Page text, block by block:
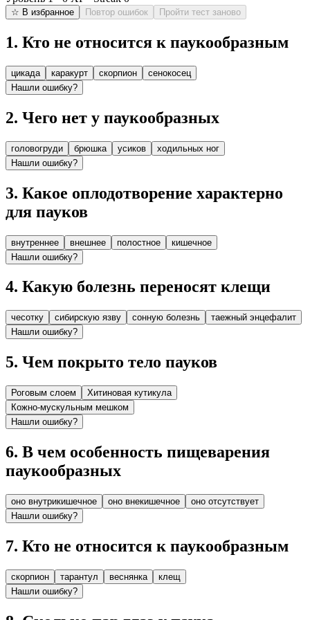
☆ В избранное Повтор ошибок Пройти тест заново
1. Кто не относится к паукообразным
цикада каракурт скорпион
сенокосец
Нашли ошибку?
2. Чего нет у паукообразных
головогруди брюшка усиков
ходильных ног
Нашли ошибку?
3. Какое оплодотворение характерно
для пауков
внутреннее внешнее полостное
кишечное
Нашли ошибку?
4. Какую болезнь переносят клещи
чесотку сибирскую язву сонную болезнь
таежный энцефалит
Нашли ошибку?
5. Чем покрыто тело пауков
Роговым слоем
Хитиновая кутикула
Кожно-мускульным мешком
Нашли ошибку?
6. В чем особенность пищеварения
паукообразных
оно внутрикишечное оно внекишечное
оно отсутствует
Нашли ошибку?
7. Кто не относится к паукообразным
скорпион тарантул веснянка
клещ
Нашли ошибку?